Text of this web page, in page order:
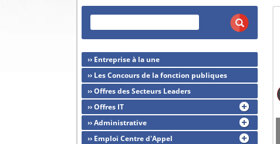
›› Entreprise à la une
›› Les Concours de la fonction publiques
›› Offres des Secteurs Leaders
›› Offres IT
›› Administrative
›› Emploi Centre d'Appel